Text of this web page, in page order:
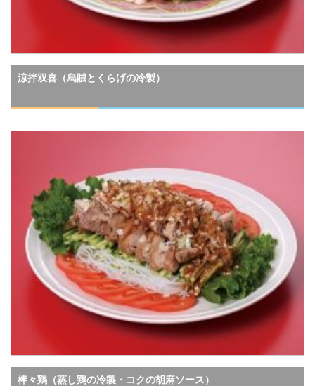
涼拌双喜（烏賊とくらげの冷製）
棒々鶏（蒸し鶏の冷製・コクの胡麻ソース）